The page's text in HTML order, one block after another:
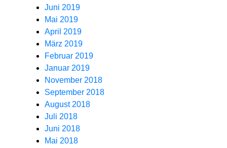
Juni 2019
Mai 2019
April 2019
März 2019
Februar 2019
Januar 2019
November 2018
September 2018
August 2018
Juli 2018
Juni 2018
Mai 2018